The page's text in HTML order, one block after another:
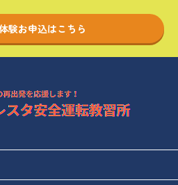
験お申込はこちら